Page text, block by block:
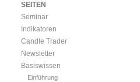
SEITEN
Seminar
Indikatoren
Candle Trader
Newsletter
Basiswissen
Einführung